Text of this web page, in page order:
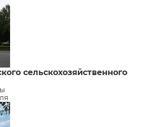
сельскохозяйственного